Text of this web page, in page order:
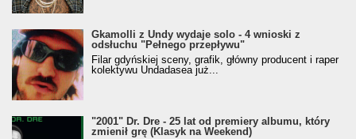
Gkamolli z Undy wydaje solo - 4 wnioski z
odsłuchu "Pełnego przepływu"
Filar gdyńskiej sceny, grafik, główny producent i raper
kolektywu Undadasea już...
"2001" Dr. Dre - 25 lat od premiery albumu, który
zmienił grę (Klasyk na Weekend)